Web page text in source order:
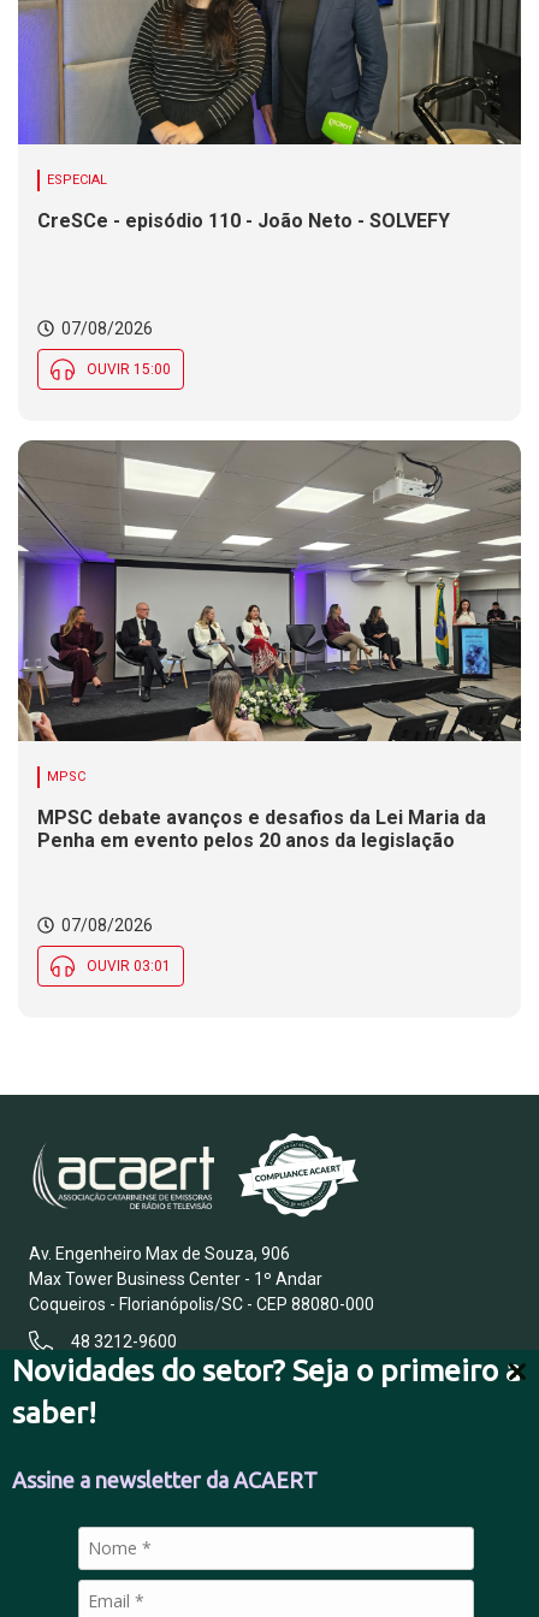
Novidades do setor? Seja o primeiro a
saber!
Assine a newsletter da ACAERT
ESPECIAL
CreSCe - episódio 110 - João Neto - SOLVEFY
07/08/2026
OUVIR 15:00
MPSC
MPSC debate avanços e desafios da Lei Maria da
Penha em evento pelos 20 anos da legislação
07/08/2026
OUVIR 03:01
Av. Engenheiro Max de Souza, 906
Max Tower Business Center - 1º Andar
Coqueiros - Florianópolis/SC - CEP 88080-000
48 3212-9600
FALE CONOSCO
POLÍTICA DE PRIVACIDADE